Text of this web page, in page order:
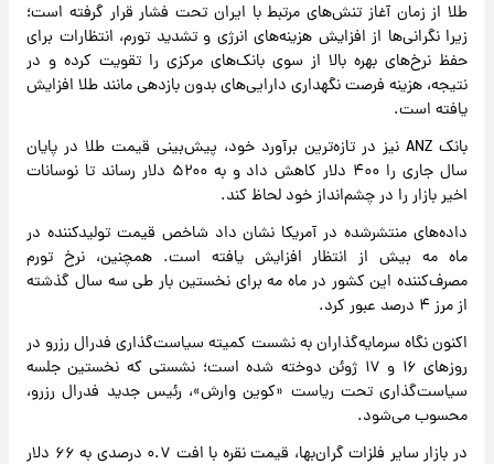
طلا از زمان آغاز تنش‌های مرتبط با ایران تحت فشار قرار گرفته است؛
زیرا نگرانی‌ها از افزایش هزینه‌های انرژی و تشدید تورم، انتظارات برای
حفظ نرخ‌های بهره بالا از سوی بانک‌های مرکزی را تقویت کرده و در
نتیجه، هزینه فرصت نگهداری دارایی‌های بدون بازدهی مانند طلا افزایش
یافته است.
بانک ANZ نیز در تازه‌ترین برآورد خود، پیش‌بینی قیمت طلا در پایان
سال جاری را ۴۰۰ دلار کاهش داد و به ۵۲۰۰ دلار رساند تا نوسانات
اخیر بازار را در چشم‌انداز خود لحاظ کند.
داده‌های منتشرشده در آمریکا نشان داد شاخص قیمت تولیدکننده در
ماه مه بیش از انتظار افزایش یافته است. همچنین، نرخ تورم
مصرف‌کننده این کشور در ماه مه برای نخستین بار طی سه سال گذشته
از مرز ۴ درصد عبور کرد.
اکنون نگاه سرمایه‌گذاران به نشست کمیته سیاست‌گذاری فدرال رزرو در
روزهای ۱۶ و ۱۷ ژوئن دوخته شده است؛ نشستی که نخستین جلسه
سیاست‌گذاری تحت ریاست «کوین وارش»، رئیس جدید فدرال رزرو،
محسوب می‌شود.
در بازار سایر فلزات گران‌بها، قیمت نقره با افت ۰.۷ درصدی به ۶۶ دلار